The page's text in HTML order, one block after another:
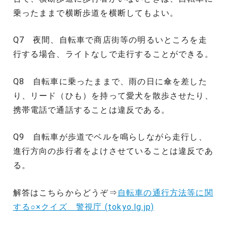
乗ったままで横断歩道を横断してもよい。
Q7 夜間、自転車で商店街等の明るいところを走
行する場合、ライトなしで走行することができる。
Q8 自転車に乗ったままで、雨の日に傘を差した
り、リード（ひも）を持って愛犬を散歩させたり、
携帯電話で通話することは違反である。
Q9 自転車が歩道でベルを鳴らしながら走行し、
進行方向の歩行者をよけさせていることは違反であ
る。
解答はこちらからどうぞ⇒ 自転車の通行方法等に関
する○×クイズ 警視庁 (tokyo.lg.jp)